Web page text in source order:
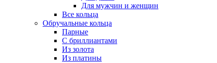
Для мужчин и женщин
Все кольца
Обручальные кольца
Парные
С бриллиантами
Из золота
Из платины